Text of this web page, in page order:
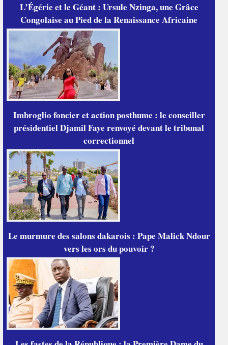
L’Égérie et le Géant : Ursule Nzinga, une Grâce
Congolaise au Pied de la Renaissance Africaine
Imbroglio foncier et action posthume : le conseiller
présidentiel Djamil Faye renvoyé devant le tribunal
correctionnel
Le murmure des salons dakarois : Pape Malick Ndour
vers les ors du pouvoir ?